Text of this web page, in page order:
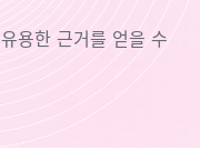
용한 근거를 얻을 수